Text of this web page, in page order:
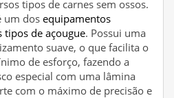
tipos de carnes sem ossos.
um dos equipamentos
tipos de açougue. Possui uma
suave, o que facilita o
de esforço, fazendo a
especial com uma lâmina
com o máximo de precisão e